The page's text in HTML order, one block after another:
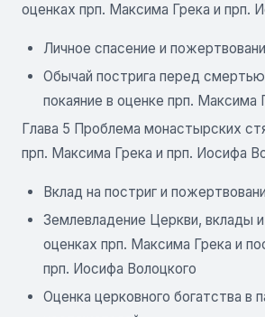
оценках прп. Максима Грека и прп.
Личное спасение и
Обычай пострига перед
покаяние в оценке прп. Максима
Глава 5 Проблема монастырских
прп. Максима Грека и прп. Иосифа
Вклад на постриг и
Землевладение Церкви, вклады
оценках прп. Максима Грека и
прп. Иосифа Волоцкого
Оценка церковного богатства в